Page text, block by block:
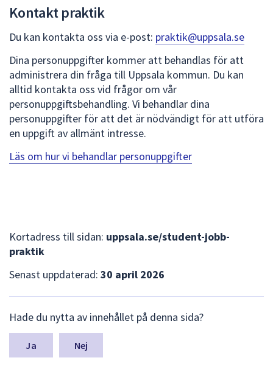
Kontakt praktik
Du kan kontakta oss via e-post: praktik@uppsala.se
Dina personuppgifter kommer att behandlas för att
administrera din fråga till Uppsala kommun. Du kan
alltid kontakta oss vid frågor om vår
personuppgiftsbehandling. Vi behandlar dina
personuppgifter för att det är nödvändigt för att utföra
en uppgift av allmänt intresse.
Läs om hur vi behandlar personuppgifter
Kortadress till sidan: uppsala.se/student-jobb-
praktik
Senast uppdaterad: 30 april 2026
ä
m
a
Hade du nytta av innehållet på denna sida?
Nej